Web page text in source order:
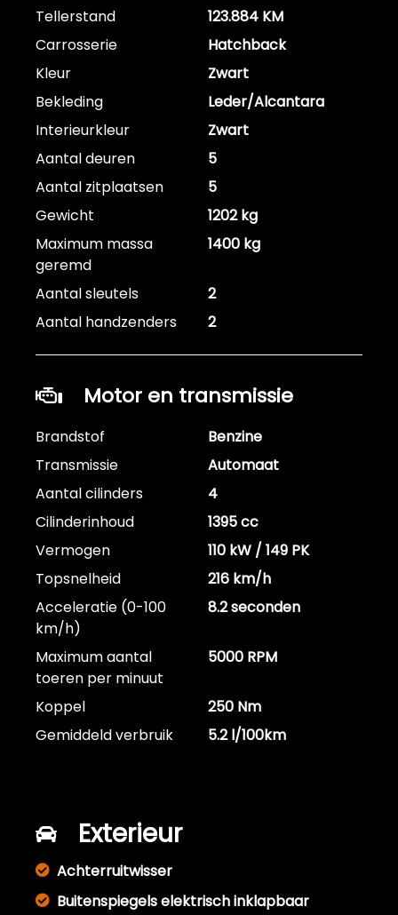
Tellerstand
123.884 KM
Carrosserie
Hatchback
Kleur
Zwart
Bekleding
Leder/Alcantara
Interieurkleur
Zwart
Aantal deuren
5
Aantal zitplaatsen
5
Gewicht
1202 kg
Maximum massa
geremd
1400 kg
Aantal sleutels
2
Aantal handzenders
2
Motor en transmissie
Brandstof
Benzine
Transmissie
Automaat
Aantal cilinders
4
Cilinderinhoud
1395 cc
Vermogen
110 kW / 149 PK
Topsnelheid
216 km/h
Acceleratie (0-100
km/h)
8.2 seconden
Maximum aantal
toeren per minuut
5000 RPM
Koppel
250 Nm
Gemiddeld verbruik
5.2 l/100km
Exterieur
Achterruitwisser
Buitenspiegels elektrisch inklapbaar